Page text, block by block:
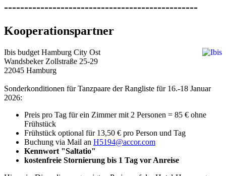
------------------------------------------------
Kooperationspartner
Ibis budget Hamburg City Ost
Wandsbeker Zollstraße 25-29
22045 Hamburg
Sonderkonditionen für Tanzpaare der Rangliste für 16.-18 Januar
2026:
Preis pro Tag für ein Zimmer mit 2 Personen = 85 € ohne
Frühstück
Frühstück optional für 13,50 € pro Person und Tag
Buchung via Mail an H5194@accor.com
Kennwort "Saltatio"
kostenfreie Stornierung bis 1 Tag vor Anreise